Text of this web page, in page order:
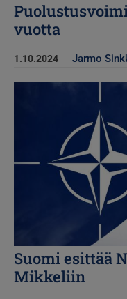
vuotta
1.10.2024 Jarmo
Suomi esittää
Mikkeliin